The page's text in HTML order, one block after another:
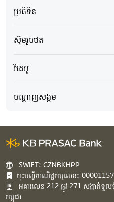
ប្រតិទិន
ស៊ុមរូបថត
វីដេអូ
បណ្ដាញសង្គម
SWIFT: CZNBKHPP
ចុះបញ្ជីពាណិជ្ជកម្មលេខ៖ 00001157
អគារ​លេខ​ 212 ផ្លូវ 271 សង្កាត់ទួ
កម្ពុជា​